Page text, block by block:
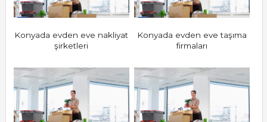
Konyada evden eve nakliyat
şirketleri
Konyada evden eve taşıma
firmaları